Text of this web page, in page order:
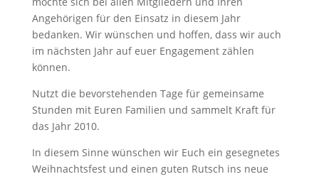
Angehörigen für den Einsatz in diesem Jahr
bedanken. Wir wünschen und hoffen, dass wir auch
im nächsten Jahr auf euer Engagement zählen
können.
Nutzt die bevorstehenden Tage für gemeinsame
Stunden mit Euren Familien und sammelt Kraft für
das Jahr 2010.
In diesem Sinne wünschen wir Euch ein gesegnetes
Weihnachtsfest und einen guten Rutsch ins neue